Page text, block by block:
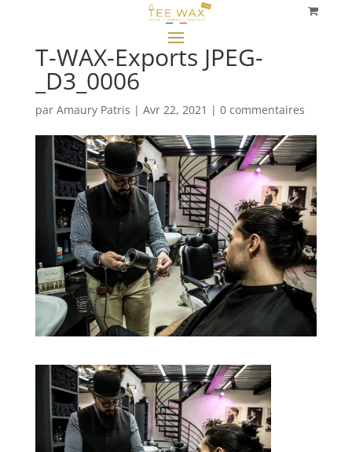
T-WAX-Exports JPEG-
_D3_0006
par Amaury Patris | Avr 22, 2021 | 0 commentaires